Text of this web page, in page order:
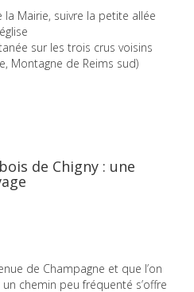
la Mairie, suivre la petite allée
sur les trois crus voisins
Montagne de Reims sud)
de Chigny : une
de Champagne et que l’on
chemin peu fréquenté s’offre